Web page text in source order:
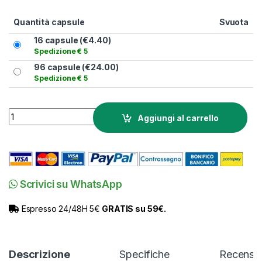
Quantità capsule
Svuota
16 capsule (€4.40)
Spedizione € 5
96 capsule (€24.00)
Spedizione € 5
Capsule Cortado Caffè Borbone compatibili A Modo Mio
Aggiungi al carrello
Scrivici su WhatsApp
Espresso 24/48H 5€ GRATIS su 59€.
Descrizione Specifiche